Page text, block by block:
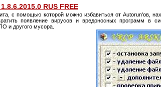
RUS FREE
с помощью которой можно избавиться от Autorun'ов,
появление вирусов и вредоносных программ в
и другого мусора.